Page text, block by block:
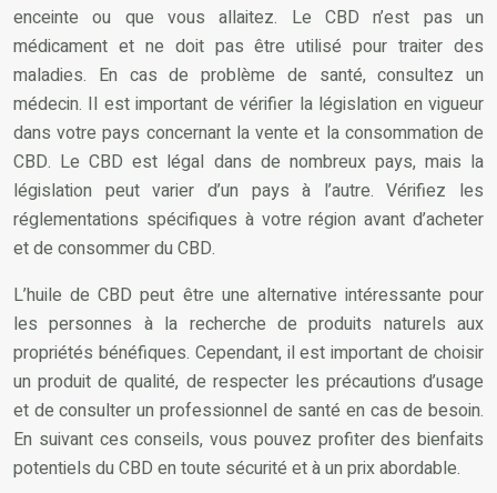
enceinte ou que vous allaitez. Le CBD n’est pas un
médicament et ne doit pas être utilisé pour traiter des
maladies. En cas de problème de santé, consultez un
médecin. Il est important de vérifier la législation en vigueur
dans votre pays concernant la vente et la consommation de
CBD. Le CBD est légal dans de nombreux pays, mais la
législation peut varier d’un pays à l’autre. Vérifiez les
réglementations spécifiques à votre région avant d’acheter
et de consommer du CBD.
L’huile de CBD peut être une alternative intéressante pour
les personnes à la recherche de produits naturels aux
propriétés bénéfiques. Cependant, il est important de choisir
un produit de qualité, de respecter les précautions d’usage
et de consulter un professionnel de santé en cas de besoin.
En suivant ces conseils, vous pouvez profiter des bienfaits
potentiels du CBD en toute sécurité et à un prix abordable.